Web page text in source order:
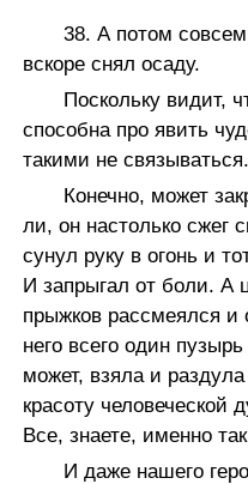
38. А потом
вскоре снял осаду.
Поскольку видит,
способна про явить
такими не связываться.
Конечно, может
ли, он настолько сжег
сунул руку в огонь и
И запрыгал от боли. А
прыжков рассмеялся и
него всего один
может, взяла и
красоту человеческой
Все, знаете, именно
И даже нашего